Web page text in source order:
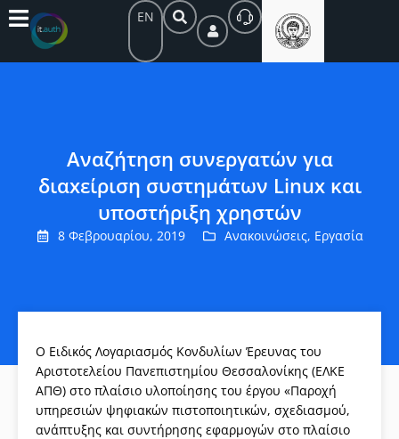
EN
Αναζήτηση συνεργατών για
διαxείριση συστημάτων Linux και
υποστήριξη χρηστών
8 Φεβρουαρίου, 2019 Ανακοινώσεις, Εργασία
Ο Ειδικός Λογαριασμός Κονδυλίων Έρευνας του
Αριστοτελείου Πανεπιστημίου Θεσσαλονίκης (ΕΛΚΕ
ΑΠΘ) στο πλαίσιο υλοποίησης του έργου «Παροχή
υπηρεσιών ψηφιακών πιστοποιητικών, σχεδιασμού,
ανάπτυξης και συντήρησης εφαρμογών στο πλαίσιο